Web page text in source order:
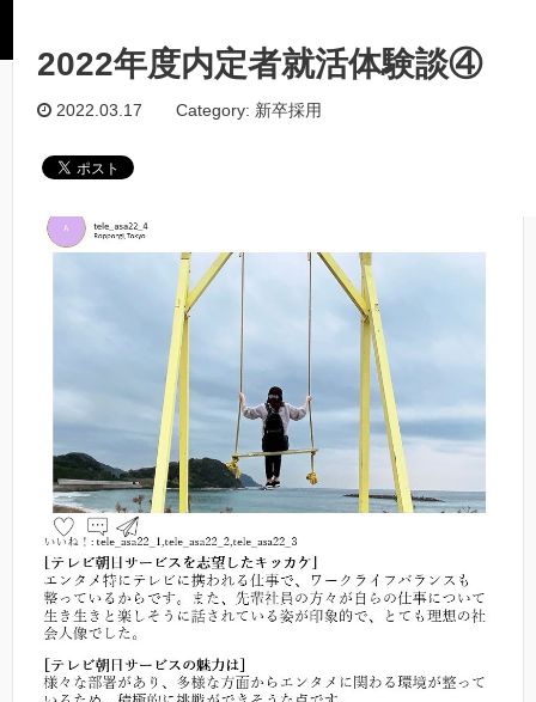
2022年度内定者就活体験談④
2022.03.17 Category: 新卒採用
今回が2022年度内定者就活体験談最終回となりま